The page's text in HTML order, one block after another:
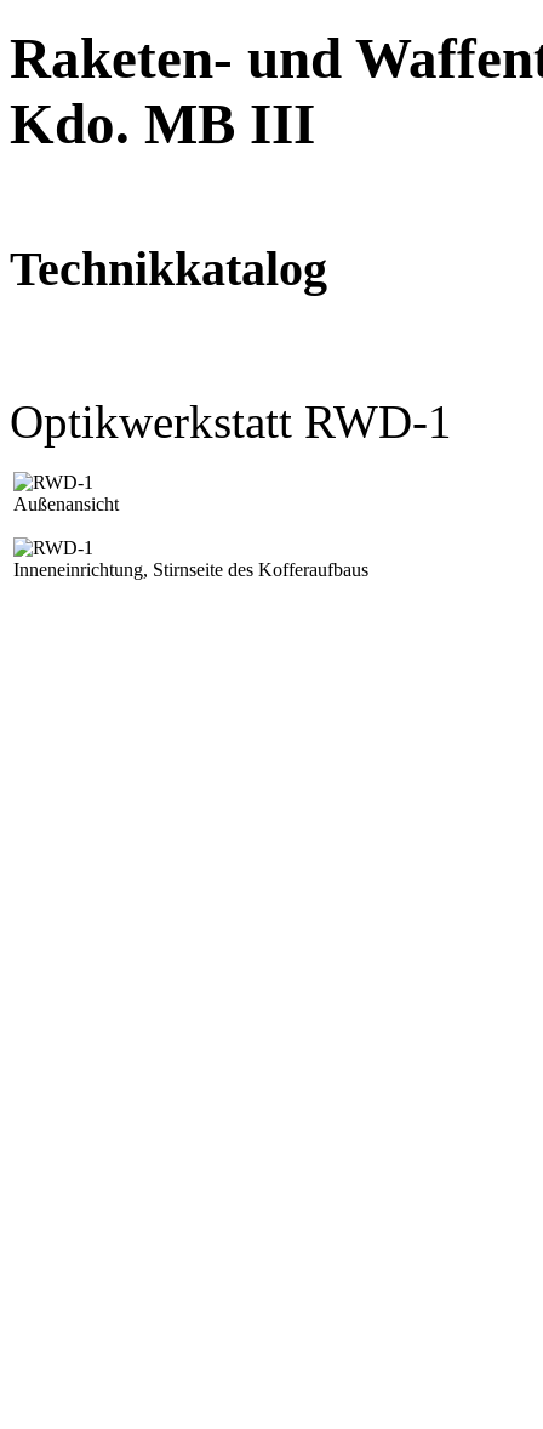
Raketen- und
Kdo. MB III
Technikkatalog
Optikwerkstatt RWD-1
Außenansicht
Inneneinrichtung, Stirnseite des Kofferaufbaus